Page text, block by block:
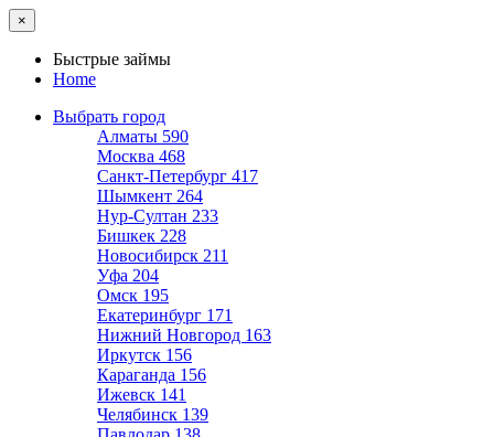
×
Быстрые займы
Home
Выбрать город
Алматы 590
Москва 468
Санкт-Петербург 417
Шымкент 264
Нур-Султан 233
Бишкек 228
Новосибирск 211
Уфа 204
Омск 195
Екатеринбург 171
Нижний Новгород 163
Иркутск 156
Караганда 156
Ижевск 141
Челябинск 139